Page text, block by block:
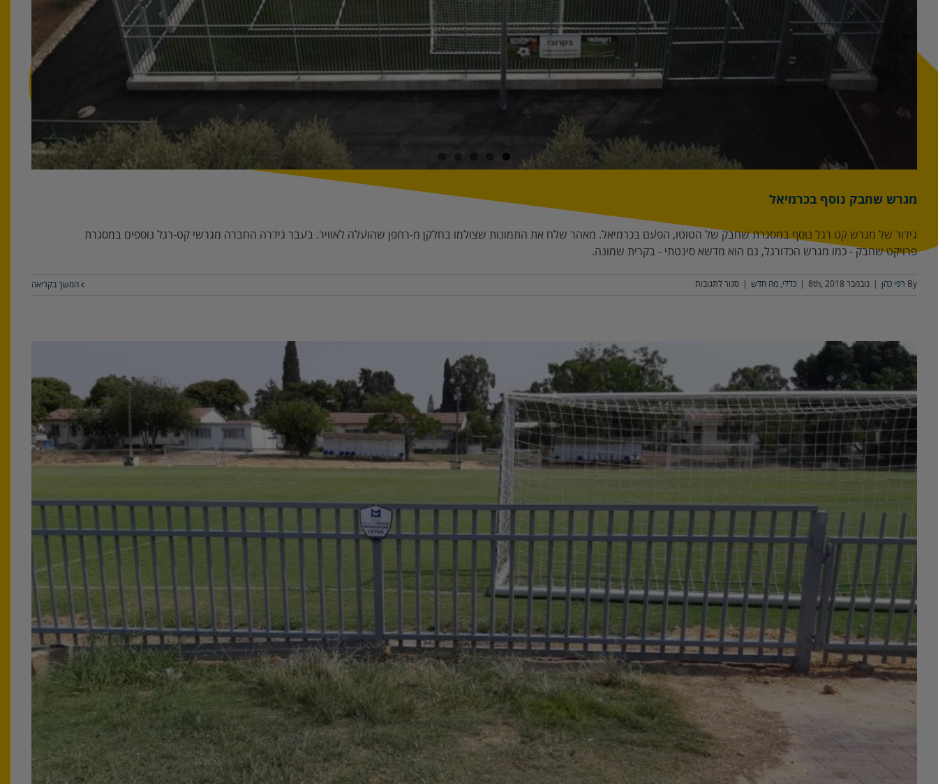
מגרש שחבק נוסף בכרמיאל
גידור של מגרש קט רגל נוסף במסגרת שחבק של הטוטו, הפעם בכרמיאל. מאהר שלח את התמונות שצולמו בחלקן מ-רחפן שהועלה לאוויר. בעבר גידרה החברה מגרשי קט-רגל נוספים במסגרת
פרויקט שחבק - כמו מגרש הכדורגל, גם הוא מדשא סינטתי - בקרית שמונה.
By רפי כהן נובמבר 8th, 2018 כללי, מה חדש סגור לתגובותעל
המשך בקריאה